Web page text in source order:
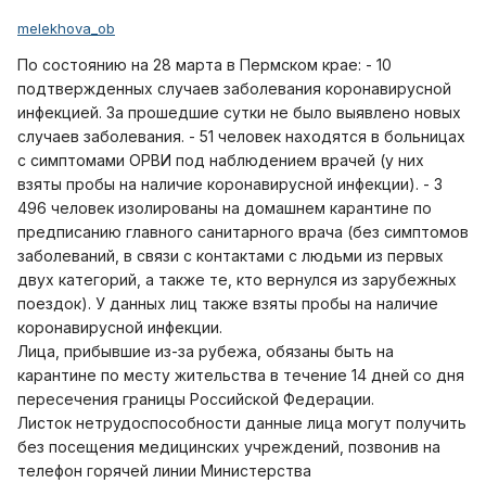
melekhova_ob
По состоянию на 28 марта в Пермском крае: - 10
подтвержденных случаев заболевания коронавирусной
инфекцией. За прошедшие сутки не было выявлено новых
случаев заболевания. - 51 человек находятся в больницах
с симптомами ОРВИ под наблюдением врачей (у них
взяты пробы на наличие коронавирусной инфекции). - 3
496 человек изолированы на домашнем карантине по
предписанию главного санитарного врача (без симптомов
заболеваний, в связи с контактами с людьми из первых
двух категорий, а также те, кто вернулся из зарубежных
поездок). У данных лиц также взяты пробы на наличие
коронавирусной инфекции.
Лица, прибывшие из-за рубежа, обязаны быть на
карантине по месту жительства в течение 14 дней со дня
пересечения границы Российской Федерации.
Листок нетрудоспособности данные лица могут получить
без посещения медицинских учреждений, позвонив на
телефон горячей линии Министерства